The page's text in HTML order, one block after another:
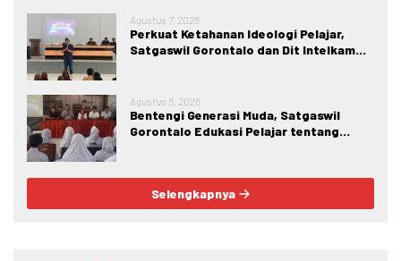
Agustus 7, 2026
Perkuat Ketahanan Ideologi Pelajar,
Satgaswil Gorontalo dan Dit Intelkam
Kabila
Agustus 5, 2026
Bentengi Generasi Muda, Satgaswil
Gorontalo Edukasi Pelajar tentang
Selengkapnya